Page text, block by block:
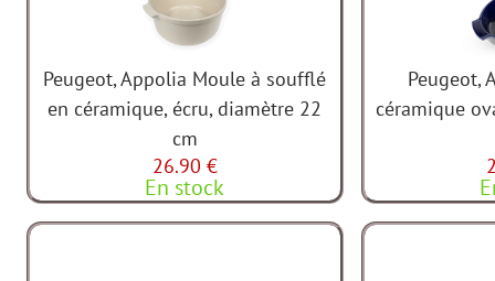
Peugeot, Appolia Moule à soufflé
en céramique, écru, diamètre 22
cm
26.90 €
En stock
Peugeot,
céramique